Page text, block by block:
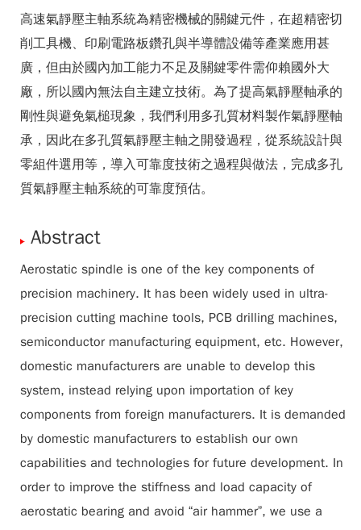
高速氣靜壓主軸系統為精密機械的關鍵元件，在超精密切
削工具機、印刷電路板鑽孔與半導體設備等產業應用甚
廣，但由於國內加工能力不足及關鍵零件需仰賴國外大
廠，所以國內無法自主建立技術。為了提高氣靜壓軸承的
剛性與避免氣槌現象，我們利用多孔質材料製作氣靜壓軸
承，因此在多孔質氣靜壓主軸之開發過程，從系統設計與
零組件選用等，導入可靠度技術之過程與做法，完成多孔
質氣靜壓主軸系統的可靠度預估。
Abstract
Aerostatic spindle is one of the key components of
precision machinery. It has been widely used in ultra-
precision cutting machine tools, PCB drilling machines,
semiconductor manufacturing equipment, etc. However,
domestic manufacturers are unable to develop this
system, instead relying upon importation of key
components from foreign manufacturers. It is demanded
by domestic manufacturers to establish our own
capabilities and technologies for future development. In
order to improve the stiffness and load capacity of
aerostatic bearing and avoid “air hammer”, we use a